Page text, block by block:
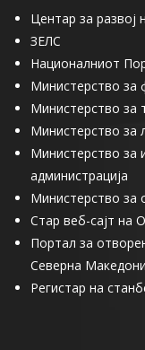
Центар за развој
ЗЕЛС
Националниот
Министерство за
Министерство за
Министерство за
Министерство за
администрација
Министерство за
Стар веб-сајт на
Портал за
Северна
Регистар на